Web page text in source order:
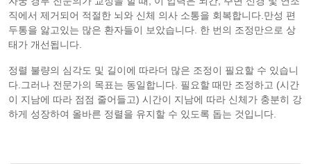
직에서 제거되어 적절한 뇌와 신체 의사 소통을 회복합니다.만성 편
두통을 앓고있는 많은 환자들이 보았습니다. 한 번의 조정만으로 상
태가 개선됩니다.
정렬 불량의 심각도 및 길이에 따라더 많은 조정이 필요할 수 있습니
다.그러나 전문가의 목표는 동일합니다. 필요할 때만 조정하고 (시간
이 지남에 따라 점점 줄어들고) 시간이 지남에 따라 신체가 충분히 강
하게 성장하여 올바른 정렬을 유지할 수 있도록 돕는 것입니다.